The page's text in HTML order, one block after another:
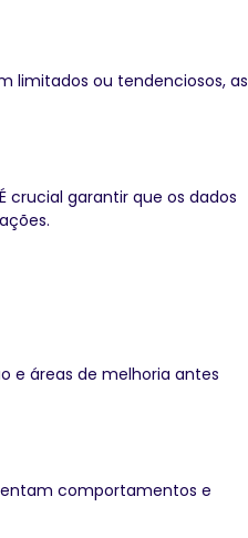
limitados ou tendenciosos, as
crucial garantir que os dados
e áreas de melhoria antes
comportamentos e